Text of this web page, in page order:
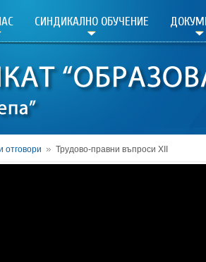
СИНДИКАЛНО ОБУЧЕНИЕ
отговори Трудово-правни въпроси XII